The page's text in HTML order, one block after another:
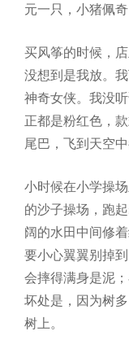
元一只，小猪佩奇
买风筝的时候，
没想到是我放。
神奇女侠。我没
正都是粉红色，
尾巴，飞到天空中
小时候在小学操
的沙子操场，跑
阔的水田中间修
要小心翼翼别掉
会摔得满身是泥
坏处是，因为树
树上。